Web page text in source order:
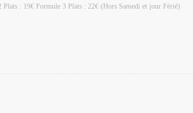
Plats : 19€ Formule 3 Plats : 22€ (Hors Samedi et jour Férié)